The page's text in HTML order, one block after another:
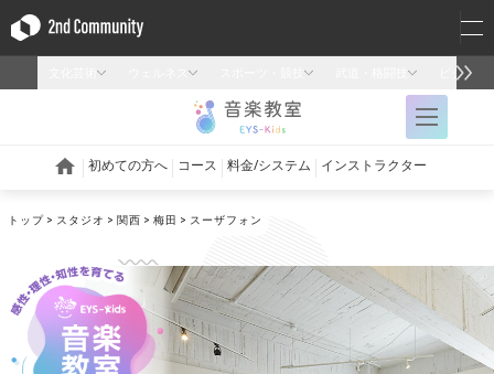
トップ スタジオ 関西 梅田 スーザフォン